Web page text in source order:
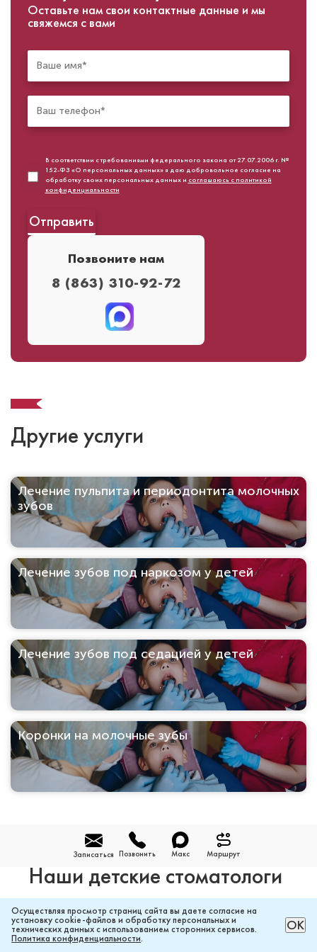
Оставьте нам свои контактные данные и мы
свяжемся с вами
В соответствии с требованиями федерального закона от 27.07.2006 г. №
152-ФЗ «О персональных данных» я даю добровольное согласие на
обработку своих персональных данных и соглашаюсь с политикой
конфиденциальности
Позвоните нам
8 (863) 310-92-72
Другие услуги
Лечение пульпита и периодонтита молочных
зубов
Лечение зубов под наркозом у детей
Лечение зубов под седацией у детей
Коронки на молочные зубы
Наши детские стоматологи
Записаться Позвонить Макс Маршрут
Осуществляя просмотр страниц сайта вы даете согласие на
установку cookie-файлов и обработку персональных и
технических данных с использованием сторонних сервисов.
Политика конфиденциальности.
ОК
РАССЧИТАТЬ ЦЕНУ ОНЛАЙН